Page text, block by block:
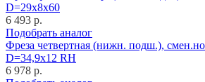
D=29x8x60
6 493 р.
Подобрать аналог
Фреза четвертная (нижн. подш.),
D=34,9x12 RH
6 978 р.